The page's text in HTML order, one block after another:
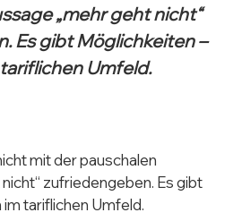
„mehr geht nicht“
Es gibt Möglichkeiten –
Umfeld.
mit der pauschalen
zufriedengeben. Es gibt
tariflichen Umfeld.